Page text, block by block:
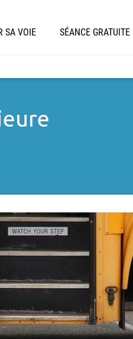
SA VOIE SÉANCE GRATUITE